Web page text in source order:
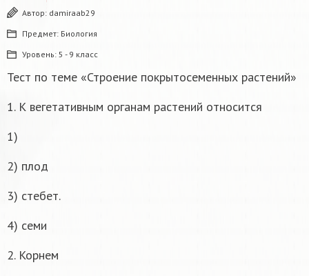
Автор: damiraab29
Предмет: Биология
Уровень: 5 - 9 класс
Тест по теме «Строение покрытосеменных растений»
1. К вегетативным органам растений относится
1)
2) плод
3) стебет.
4) семи
2. Корнем